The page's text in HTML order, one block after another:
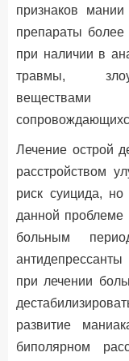
признаков
препараты
при наличии в
травмы,
Лечение острой
расстройством
риск суицида,
данной
больным
при лечении
развитие
биполярном